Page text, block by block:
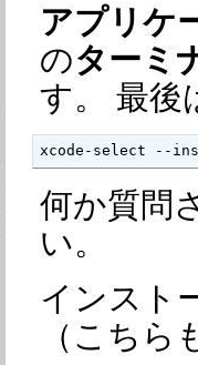
アプリケ
のターミ
す。 最後
xcode-select --
何か質問
い。
インスト
（こちら